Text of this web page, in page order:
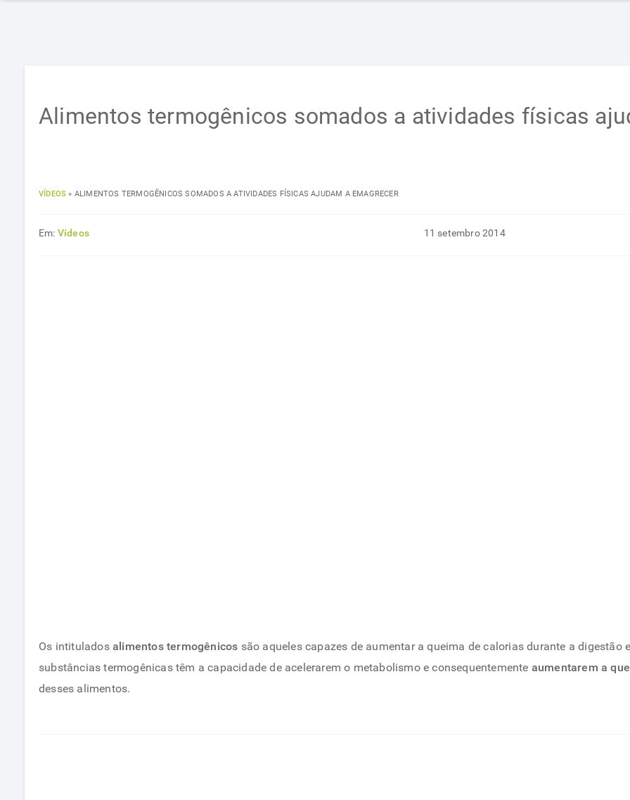
Alimentos termogênicos somados a atividades físicas
VÍDEOS » ALIMENTOS TERMOGÊNICOS SOMADOS A ATIVIDADES FÍSICAS AJUDAM A EMAGRECER
Em: Vídeos 11 setembro 2014
Os intitulados alimentos termogênicos são aqueles capazes de aumentar a queima de calorias durante a
substâncias termogênicas têm a capacidade de acelerarem o metabolismo e consequentemente aumentarem a
desses alimentos.